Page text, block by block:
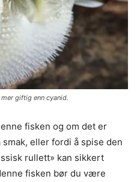
giftig enn cyanid.
fisken og om det er
eller fordi å spise den
rullett» kan sikkert
fisken bør du være